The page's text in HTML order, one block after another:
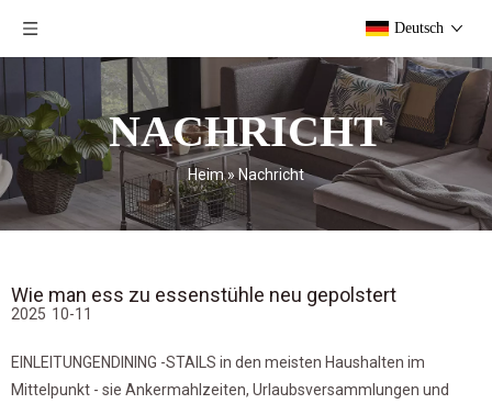
Deutsch
NACHRICHT
Heim »Nachricht
Wie man ess zu essenstühle neu gepolstert
EINLEITUNGENDINING -STAILS in den meisten Haushalten im
Mittelpunkt - sie Ankermahlzeiten, Urlaubsversammlungen und
2025 10-11